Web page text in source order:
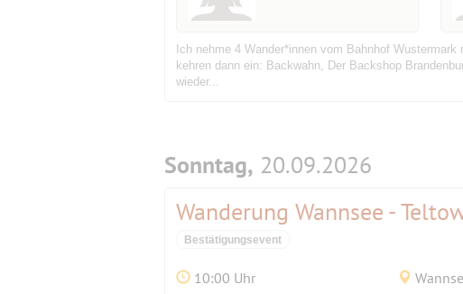
Ich nehme 4 Wander*innen vom Bahnhof
kehren dann ein: Backwahn, Der Backshop
wieder...
Sonntag, 20.09.2026
Wanderung Wannsee -
Bestätigungsevent
10:00 Uhr